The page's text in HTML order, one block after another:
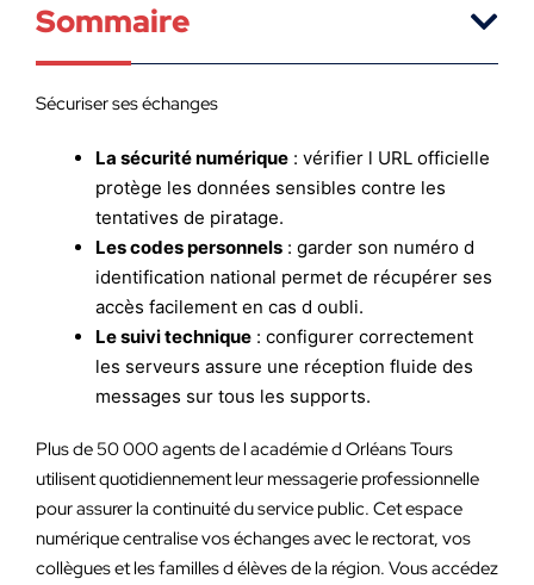
Sommaire
Sécuriser ses échanges
La sécurité numérique : vérifier l URL officielle
protège les données sensibles contre les
tentatives de piratage.
Les codes personnels : garder son numéro d
identification national permet de récupérer ses
accès facilement en cas d oubli.
Le suivi technique : configurer correctement
les serveurs assure une réception fluide des
messages sur tous les supports.
Plus de 50 000 agents de l académie d Orléans Tours
utilisent quotidiennement leur messagerie professionnelle
pour assurer la continuité du service public. Cet espace
numérique centralise vos échanges avec le rectorat, vos
collègues et les familles d élèves de la région. Vous accédez